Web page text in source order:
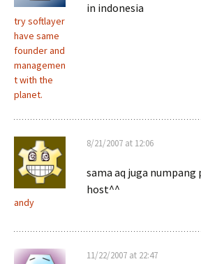
try softlayer
have same
founder and
managemen
t with the
planet.
in indonesia
andy
8/21/2007 at 12:06
sama aq juga
host^^
11/22/2007 at 22:47